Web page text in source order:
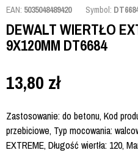
EAN: 5035048489420 Symbol:
DEWALT WIERTŁO
9X120MM DT6684
13,80 zł
Zastosowanie: do betonu, Kod
przebiciowe, Typ mocowania:
EXTREME, Długość wiertła: 120,